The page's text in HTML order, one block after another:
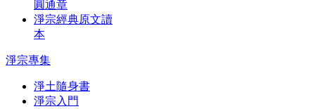
圓通章
淨宗經典原文讀
本
淨宗專集
淨土隨身書
淨宗入門